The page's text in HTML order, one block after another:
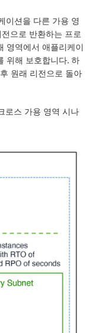
이션을 다른 가용 영
으로 반환하는 프로
영역에서 애플리케이
위해 보호합니다. 하
원래 리전으로 돌아
로스 가용 영역 시나